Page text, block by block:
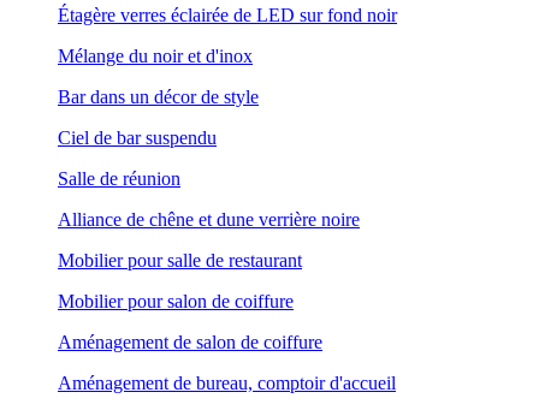
Étagère verres éclairée de LED sur fond noir
Mélange du noir et d'inox
Bar dans un décor de style
Ciel de bar suspendu
Salle de réunion
Alliance de chêne et dune verrière noire
Mobilier pour salle de restaurant
Mobilier pour salon de coiffure
Aménagement de salon de coiffure
Aménagement de bureau, comptoir d'accueil